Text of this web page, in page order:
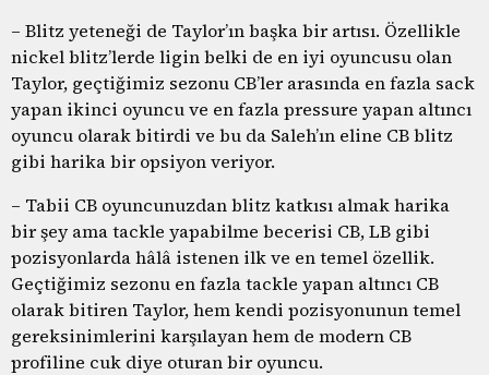
– Blitz yeteneği de Taylor’ın başka bir artısı. Özellikle
nickel blitz’lerde ligin belki de en iyi oyuncusu olan
Taylor, geçtiğimiz sezonu CB’ler arasında en fazla sack
yapan ikinci oyuncu ve en fazla pressure yapan altıncı
oyuncu olarak bitirdi ve bu da Saleh’ın eline CB blitz
gibi harika bir opsiyon veriyor.
– Tabii CB oyuncunuzdan blitz katkısı almak harika
bir şey ama tackle yapabilme becerisi CB, LB gibi
pozisyonlarda hâlâ istenen ilk ve en temel özellik.
Geçtiğimiz sezonu en fazla tackle yapan altıncı CB
olarak bitiren Taylor, hem kendi pozisyonunun temel
gereksinimlerini karşılayan hem de modern CB
profiline cuk diye oturan bir oyuncu.